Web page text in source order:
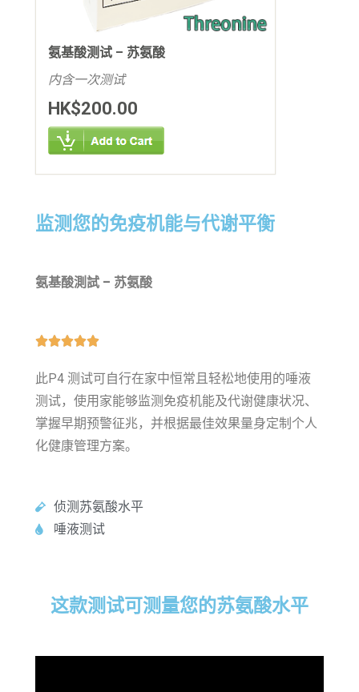
氨基酸测试 – 苏氨酸
内含一次测试
HK$200.00
监测您的免疫机能与代谢平衡
氨基酸測試 – 苏氨酸

此P4 测试可自行在家中恒常且轻松地使用的唾液
测试，使用家能够监测免疫机能及代谢健康状况、
掌握早期预警征兆，并根据最佳效果量身定制个人
化健康管理方案。
侦测苏氨酸水平
唾液测试
这款测试可测量您的苏氨酸水平